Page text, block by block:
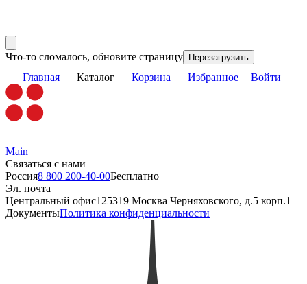
Что-то сломалось, обновите страницу Перезагрузить
Главная Каталог Корзина Избранное Войти
Main
Связаться с нами
Россия8 800 200-40-00Бесплатно
Эл. почта
Центральный офис125319 Москва Черняховского, д.5 корп.1
ДокументыПолитика конфиденциальности